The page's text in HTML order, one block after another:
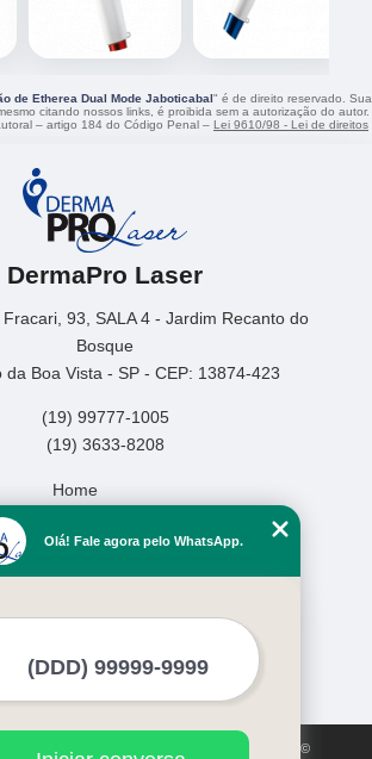
de Etherea Dual Mode Jaboticabal" é de direito reservado. Sua
citando nossos links, é proibida sem a autorização do autor.
– artigo 184 do Código Penal – Lei 9610/98 - Lei de direitos
DermaPro Laser
93, SALA 4 - Jardim Recanto do
Bosque
da Boa Vista - SP - CEP: 13874-423
(19) 99777-1005
(19) 3633-8208
Home
Missão
sujeito à proteção de direitos autorais. Copyright©
Olá! Fale agora pelo WhatsApp.